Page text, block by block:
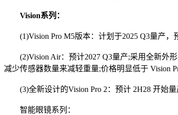
Vision系列：
(1)Vision Pro M5版本：计划于2025 Q3量产，
(2)Vision Air：预计2027 Q3量产;采用全新外形
减少传感器数量来减轻重量;价格明显低于 Vision
(3)全新设计的Vision Pro 2：预计 2H28 开始量
智能眼镜系列：